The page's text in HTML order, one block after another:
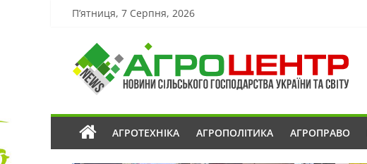
П’ятниця, 7 Серпня, 2026
АГРОТЕХНІКА АГРОПОЛІТИКА АГРОПРАВО